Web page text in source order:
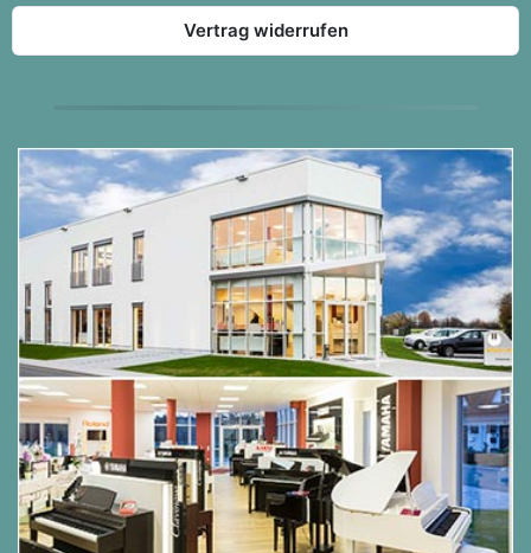
• keine Verschraubung notwendig
Vertrag widerrufen